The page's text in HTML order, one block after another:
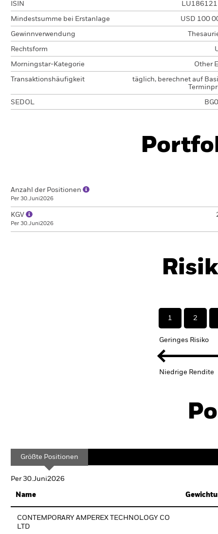
ISIN
Mindestsumme bei Erstanlage USD 100
Gewinnverwendung
Rechtsform
Morningstar-Kategorie Other
Transaktionshäufigkeit
täglich, berechnet auf
SEDOL
Anzahl der Positionen
Per 30.Juni2026
KGV
Per 30.Juni2026
1 2
Geringes Risiko
Niedrige Rendite
Größte Positionen
Per 30.Juni2026
Name
CONTEMPORARY AMPEREX TECHNOLOGY CO
LTD